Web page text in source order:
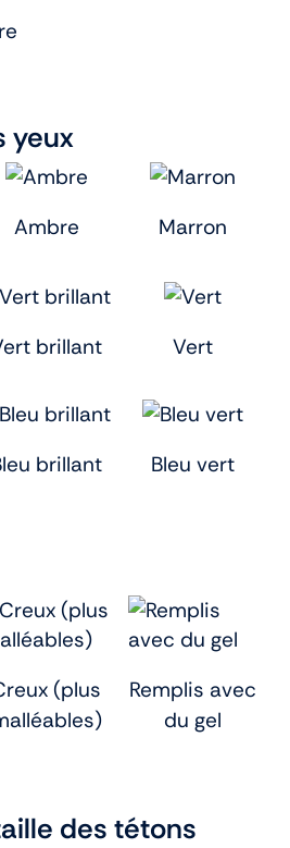
yeux
Ambre Marron
brillant Vert
brillant Bleu vert
(plus
Remplis avec
du gel
des tétons